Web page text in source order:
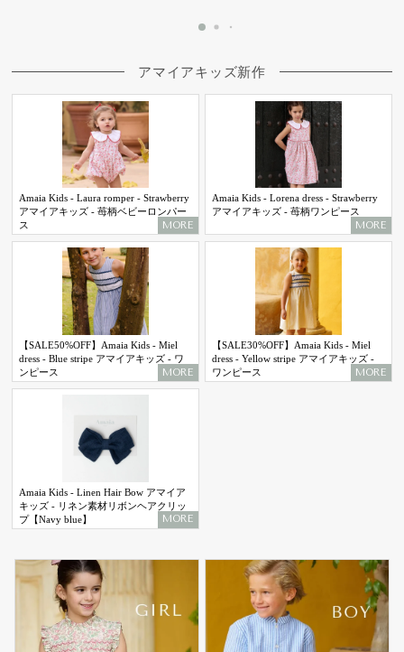
アマイアキッズ新作
Amaia Kids - Laura romper - Strawberry
アマイアキッズ - 苺柄ベビーロンパー
ス
MORE
Amaia Kids - Lorena dress - Strawberry
アマイアキッズ - 苺柄ワンピース
MORE
【SALE50%OFF】Amaia Kids - Miel
dress - Blue stripe アマイアキッズ - ワ
ンピース
MORE
【SALE30%OFF】Amaia Kids - Miel
dress - Yellow stripe アマイアキッズ -
ワンピース
MORE
Amaia Kids - Linen Hair Bow アマイア
キッズ - リネン素材リボンヘアクリッ
プ【Navy blue】
MORE